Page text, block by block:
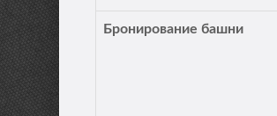
Бронирование башни